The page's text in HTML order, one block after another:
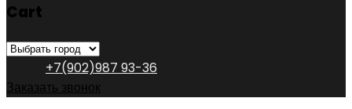
Cart
+7(902)987 93-36
Заказать звонок